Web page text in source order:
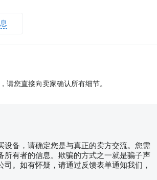
请您直接向卖家确认所有细节。
设备，请确定您是与真正的卖方交流。您需
所有者的信息。欺骗的方式之一就是骗子声
司。如有怀疑，请通过反馈表单通知我们，